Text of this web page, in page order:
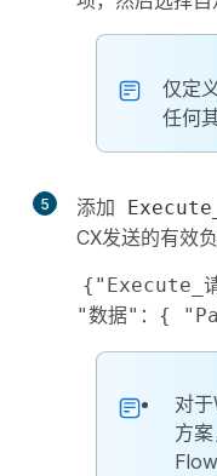
仅定
任何
5 添加
CX发送的有效负
{"Execute_
对
方